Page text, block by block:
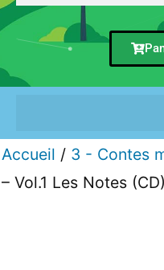
Accueil / 3 - Contes
– Vol.1 Les Notes